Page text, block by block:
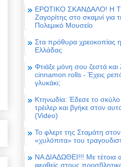
ΕΡΩΤΙΚΟ ΣΚΑΝΔΑΛΟ! Η
Ζαγορίτης στο σκαμνί για
Πολεμικό Μουσείο
Στα πρόθυρα χρεοκοπίας
Ελλάδας
Φτιάξε μόνη σου ζεστά και
cinnamon rolls - Έχεις
γλυκάκι;
Κτηνωδία: Έδεσε το σκύλο
τρέιλερ και βγήκε στον
(Video)
Το φλερτ της Σταμάτη
«χυλόπιτα» του
ΝΑ ΔΙΑΔΩΘΕΙ!!! Με τέτοια
φερθείς στους